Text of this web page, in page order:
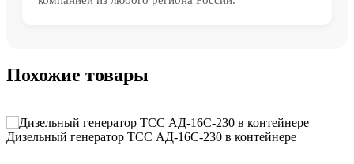
Похожие товары
Дизельный генератор ТСС АД-16С-230 в контейнере